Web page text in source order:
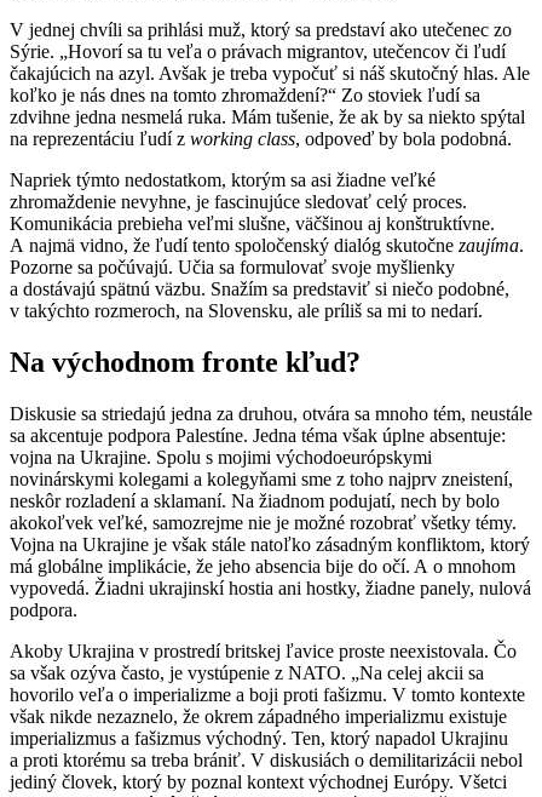
V jednej chvíli sa prihlási muž, ktorý sa predstaví ako utečenec zo
Sýrie. „Hovorí sa tu veľa o právach migrantov, utečencov či ľudí
čakajúcich na azyl. Avšak je treba vypočuť si náš skutočný hlas. Ale
koľko je nás dnes na tomto zhromaždení?“ Zo stoviek ľudí sa
zdvihne jedna nesmelá ruka. Mám tušenie, že ak by sa niekto spýtal
na reprezentáciu ľudí z working class, odpoveď by bola podobná.
Napriek týmto nedostatkom, ktorým sa asi žiadne veľké
zhromaždenie nevyhne, je fascinujúce sledovať celý proces.
Komunikácia prebieha veľmi slušne, väčšinou aj konštruktívne.
A najmä vidno, že ľudí tento spoločenský dialóg skutočne zaujíma.
Pozorne sa počúvajú. Učia sa formulovať svoje myšlienky
a dostávajú spätnú väzbu. Snažím sa predstaviť si niečo podobné,
v takýchto rozmeroch, na Slovensku, ale príliš sa mi to nedarí.
Na východnom fronte kľud?
Diskusie sa striedajú jedna za druhou, otvára sa mnoho tém, neustále
sa akcentuje podpora Palestíne. Jedna téma však úplne absentuje:
vojna na Ukrajine. Spolu s mojimi východoeurópskymi
novinárskymi kolegami a kolegyňami sme z toho najprv zneistení,
neskôr rozladení a sklamaní. Na žiadnom podujatí, nech by bolo
akokoľvek veľké, samozrejme nie je možné rozobrať všetky témy.
Vojna na Ukrajine je však stále natoľko zásadným konfliktom, ktorý
má globálne implikácie, že jeho absencia bije do očí. A o mnohom
vypovedá. Žiadni ukrajinskí hostia ani hostky, žiadne panely, nulová
podpora.
Akoby Ukrajina v prostredí britskej ľavice proste neexistovala. Čo
sa však ozýva často, je vystúpenie z NATO. „Na celej akcii sa
hovorilo veľa o imperializme a boji proti fašizmu. V tomto kontexte
však nikde nezaznelo, že okrem západného imperializmu existuje
imperializmus a fašizmus východný. Ten, ktorý napadol Ukrajinu
a proti ktorému sa treba brániť. V diskusiách o demilitarizácii nebol
jediný človek, ktorý by poznal kontext východnej Európy. Všetci